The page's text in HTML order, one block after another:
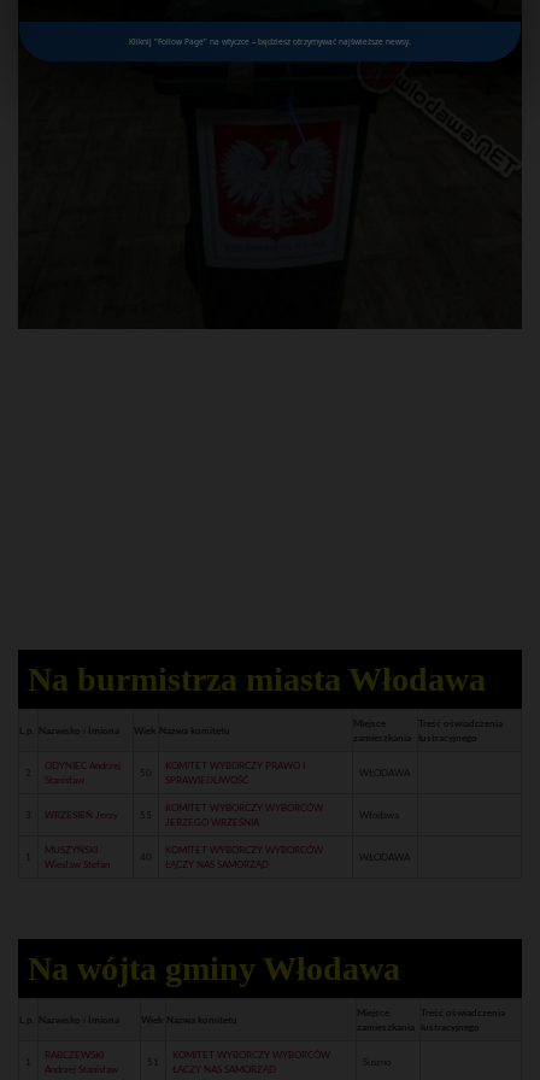
Kliknij "Follow Page" na wtyczce – będziesz otrzymywać najświeższe newsy.
Na burmistrza miasta Włodawa
L.p. Nazwisko i Imiona Wiek Nazwa komitetu
Miejsce
zamieszkania
Treść oświadczenia
lustracyjnego
2
ODYNIEC Andrzej
Stanisław
KOMITET WYBORCZY PRAWO I
SPRAWIEDLIWOŚĆ
WŁODAWA
WRZESIEŃ Jerzy
KOMITET WYBORCZY WYBORCÓW
JERZEGO WRZEŚNIA
Włodawa
1
MUSZYŃSKI
Wiesław Stefan
40
KOMITET WYBORCZY WYBORCÓW
ŁĄCZY NAS SAMORZĄD
WŁODAWA
Na wójta gminy Włodawa
L.p. Nazwisko i Imiona Wiek Nazwa komitetu
Miejsce
zamieszkania
Treść oświadczenia
lustracyjnego
1
RABCZEWSKI
Andrzej Stanisław
51
KOMITET WYBORCZY WYBORCÓW
ŁĄCZY NAS SAMORZĄD
Suszno